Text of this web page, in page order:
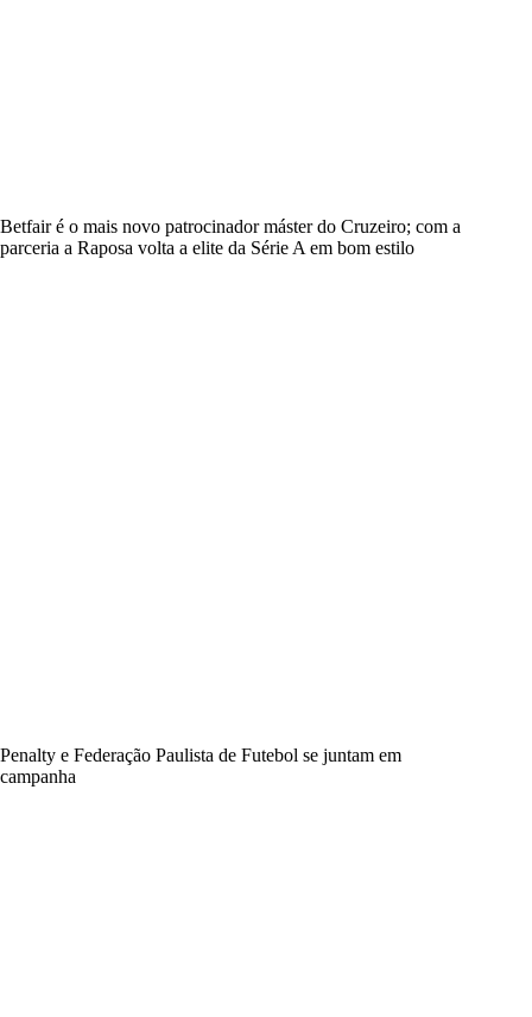
Betfair é o mais novo patrocinador máster do Cruzeiro; com a
parceria a Raposa volta a elite da Série A em bom estilo
Penalty e Federação Paulista de Futebol se juntam em
campanha